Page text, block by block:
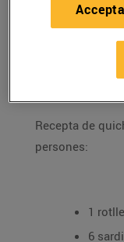
01/de març/2019
Recepta de
persones:
1
6